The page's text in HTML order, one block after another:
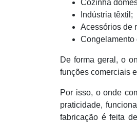
Cozinha
Indústria têxtil;
Acessórios de
Congelamento
De forma geral, o
funções comerciais
Por isso, o onde
praticidade,
fabricação é feita